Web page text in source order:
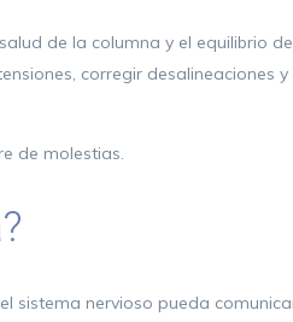
de la columna y el equilibrio
corregir
de molestias.
sistema nervioso pueda